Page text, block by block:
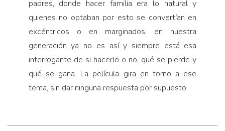
padres, donde hacer familia era lo natural y
quienes no optaban por esto se convertían en
excéntricos o en marginados, en nuestra
generación ya no es así y siempre está esa
interrogante de si hacerlo o no, qué se pierde y
qué se gana. La película gira en torno a ese
tema, sin dar ninguna respuesta por supuesto.